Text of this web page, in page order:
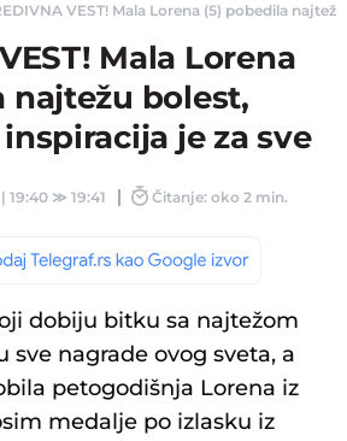
VEST! Mala Lorena (5) pobedila
Mala Lorena
najtežu bolest,
je za sve
19:40 ≫19:41 Čitanje: oko 2 min.
dobiju bitku sa najtežom
sve nagrade ovog sveta, a
petogodišnja Lorena iz
medalje po izlasku iz